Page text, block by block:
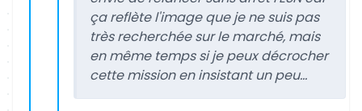
ça reflète l'image que je ne suis pas
très recherchée sur le marché, mais
en même temps si je peux décrocher
cette mission en insistant un peu...